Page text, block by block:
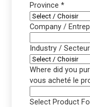
Province *
Company /
Industry / Secteur
Where did you
vous acheté le
Select Product